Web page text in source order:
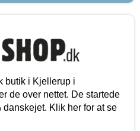
butik i Kjellerup i
de over nettet. De startede
Klik her for at se